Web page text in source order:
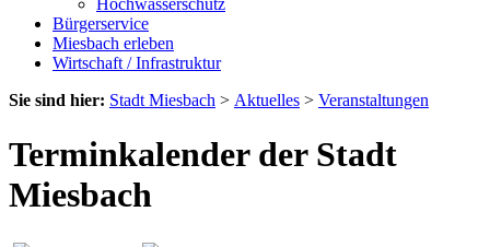
Hochwasserschutz
Bürgerservice
Miesbach erleben
Wirtschaft / Infrastruktur
Sie sind hier: Stadt Miesbach > Aktuelles > Veranstaltungen
Terminkalender der Stadt
Miesbach